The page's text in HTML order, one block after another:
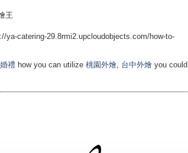
王
ya-catering-29.8rmi2.upcloudobjects.com/how-to-
禮 how you can utilize 桃園外燴 台中外燴 you could